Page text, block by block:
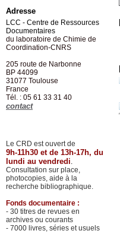
Adresse
LCC - Centre de Ressources
Documentaires
du laboratoire de Chimie de
Coordination-CNRS
205 route de Narbonne
BP 44099
31077 Toulouse
France
Tél. : 05 61 33 31 40
contact
Le CRD est ouvert de
9h-11h30 et de 13h-17h, du
lundi au vendredi.
Consultation sur place,
photocopies, aide à la
recherche bibliographique.
Fonds documentaire :
- 30 titres de revues en
archives ou courants
- 7000 livres, séries et usuels